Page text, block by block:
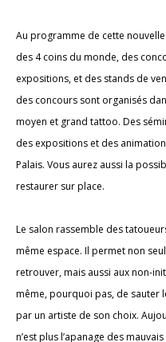
Au programme de cette
des 4 coins du monde, des
expositions, et des stands de
des concours sont organisés
moyen et grand tattoo. Des
des expositions et des
Palais. Vous aurez aussi la
restaurer sur place.
Le salon rassemble des
même espace. Il permet non
retrouver, mais aussi aux non-
même, pourquoi pas, de sauter
par un artiste de son choix.
n’est plus l’apanage des